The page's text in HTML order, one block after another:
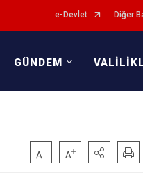
e-Devlet Diğer
GÜNDEM